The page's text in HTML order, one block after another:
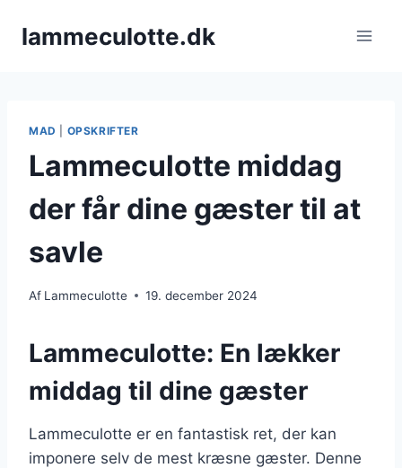
lammeculotte.dk
MAD OPSKRIFTER
Lammeculotte middag
der får dine gæster til at
savle
Af Lammeculotte 19. december 2024
Lammeculotte: En lækker
middag til dine gæster
Lammeculotte er en fantastisk ret, der kan
imponere selv de mest kræsne gæster. Denne